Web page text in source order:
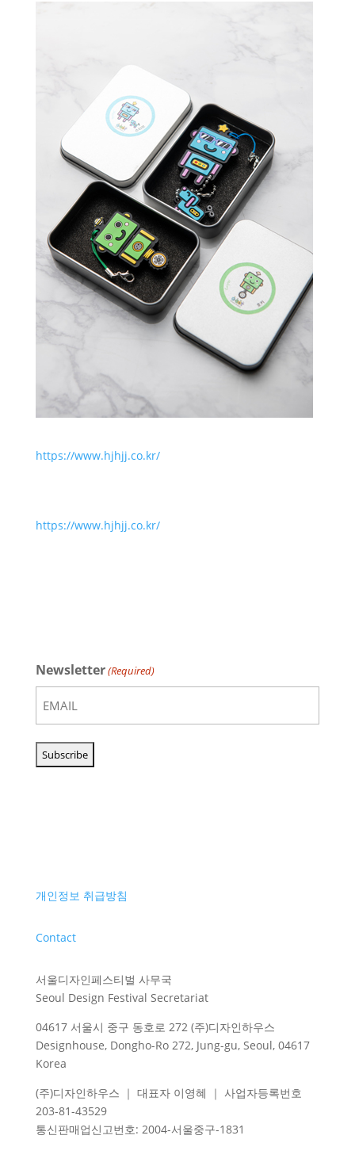
https://www.hjhjj.co.kr/
https://www.hjhjj.co.kr/
Newsletter(Required)
개인정보 취급방침
Contact
서울디자인페스티벌 사무국
Seoul Design Festival Secretariat
04617 서울시 중구 동호로 272 (주)디자인하우스
Designhouse, Dongho-Ro 272, Jung-gu, Seoul, 04617
Korea
(주)디자인하우스 ｜ 대표자 이영혜 ｜ 사업자등록번호
203-81-43529
통신판매업신고번호: 2004-서울중구-1831